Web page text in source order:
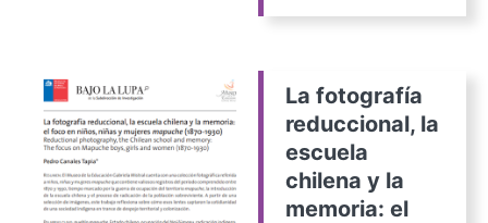
La fotografía
reduccional, la
escuela
chilena y la
memoria: el